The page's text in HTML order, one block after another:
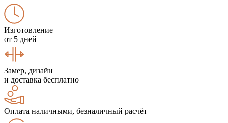
Изготовление
от 5 дней
Замер, дизайн
и доставка бесплатно
Оплата наличными, безналичный расчёт